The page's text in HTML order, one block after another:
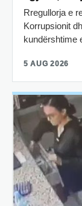
Rregullorja e
Korrupsionit
kundërshtime
5 AUG 2026